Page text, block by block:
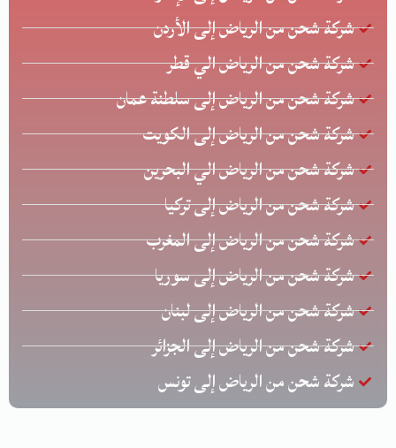
شركة شحن من الرياض إلى الأردن
شركة شحن من الرياض الي قطر
شركة شحن من الرياض إلى سلطنة عمان
شركة شحن من الرياض إلى الكويت
شركة شحن من الرياض الي البحرين
شركة شحن من الرياض إلى تركيا
شركة شحن من الرياض إلى المغرب
شركة شحن من الرياض إلى سوريا
شركة شحن من الرياض إلى لبنان
شركة شحن من الرياض إلى الجزائر
شركة شحن من الرياض إلى تونس